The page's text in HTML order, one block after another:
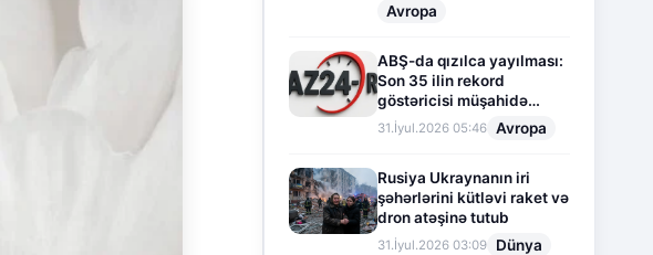
Avropa
ABŞ-da qızılca yayılması:
Son 35 ilin rekord
göstəricisi müşahidə
olunur
31.İyul.2026 05:46 Avropa
Rusiya Ukraynanın iri
şəhərlərini kütləvi raket və
dron atəşinə tutub
31.İyul.2026 03:09 Dünya